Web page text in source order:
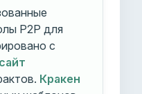
P2P для
с
Кракен